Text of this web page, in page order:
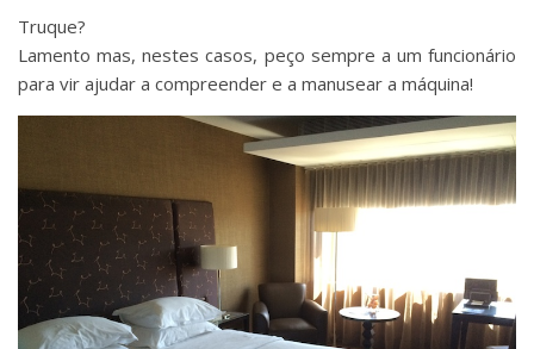
Truque?
Lamento mas, nestes casos, peço sempre a um funcionário
para vir ajudar a compreender e a manusear a máquina!